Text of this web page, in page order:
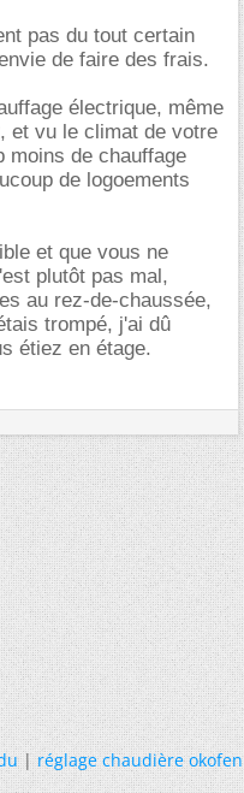
pas du tout certain
de faire des frais.
électrique, même
et vu le climat de votre
moins de chauffage
de logoements
et que vous ne
plutôt pas mal,
au rez-de-chaussée,
trompé, j'ai dû
étiez en étage.
|réglage chaudière okofen